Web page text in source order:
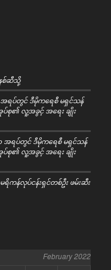
စ်ဆီသို့
အရပ်တွင် ဒီမိုကရေစီ မရှင်သန်
စု၏ လူ့အခွင့် အရေး ချိုး
ာ အရပ်တွင် ဒီမိုကရေစီ မရှင်သန်
စု၏ လူ့အခွင့် အရေး ချိုး
ကန်လုပ်ငန်းရှင်တစ်ဦး ဖမ်းဆီး
February 2022